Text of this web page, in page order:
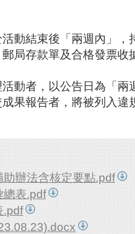
活動結束後「兩週內」
局存款單及合格發票收
活動者，以公告日為「兩
成果報告者，將被列入
助辦法含核定要點.pdf
總表.pdf
.pdf